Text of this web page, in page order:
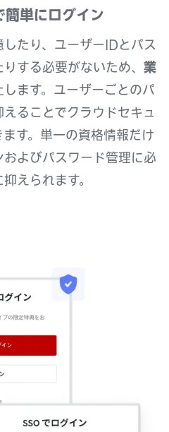
簡単にログイン
たり、ユーザーIDとパス
する必要がないため、 業
します。ユーザーごとのパ
ることでクラウドセキュ
す。単一の資格情報だけ
よびパスワード管理に必
えられます。